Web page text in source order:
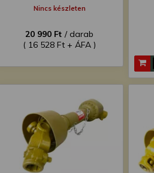
Nincs készleten
20 990 Ft / darab
( 16 528 Ft + ÁFA )